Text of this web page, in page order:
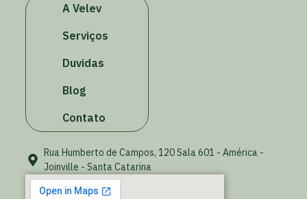
A Velev
Serviços
Duvidas
Blog
Contato
Rua Humberto de Campos, 120 Sala 601 - América -
Joinville - Santa Catarina